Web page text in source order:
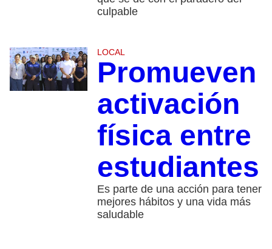
culpable
LOCAL
Promueven
activación
física entre
estudiantes
Es parte de una acción para tener
mejores hábitos y una vida más
saludable